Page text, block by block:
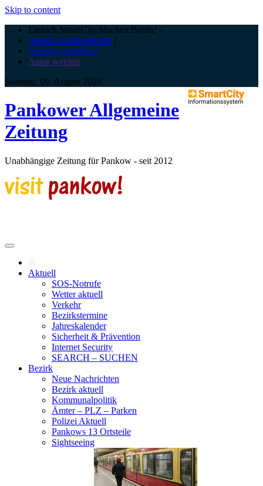
Skip to content
Einfach.SmartCity.Machen:Berlin! -
Artikel veröffentlichen |
Anzeige aufgeben |
Autor werden
Sonntag, 09. August 2026
Pankower Allgemeine
Zeitung
Unabhängige Zeitung für Pankow - seit 2012
Aktuell
SOS-Notrufe
Wetter aktuell
Verkehr
Bezirkstermine
Jahreskalender
Sicherheit & Prävention
Internet Security
SEARCH – SUCHEN
Bezirk
Neue Nachrichten
Bezirk aktuell
Kommunalpolitik
Ämter – PLZ – Parken
Polizei Aktuell
Pankows 13 Ortsteile
Sightseeing